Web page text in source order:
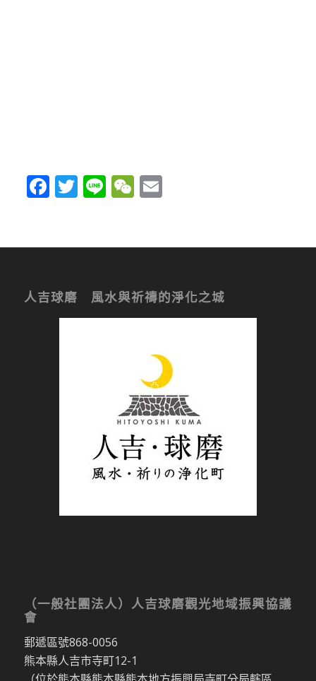
Facebook
Twitter
LineWeChat
Email
人吉球磨 風水與祈禱的淨化之城
（一般社團法人）人吉球磨觀光地域振興協議
會
郵遞區號868-0056
熊本縣人吉市寺町12-1